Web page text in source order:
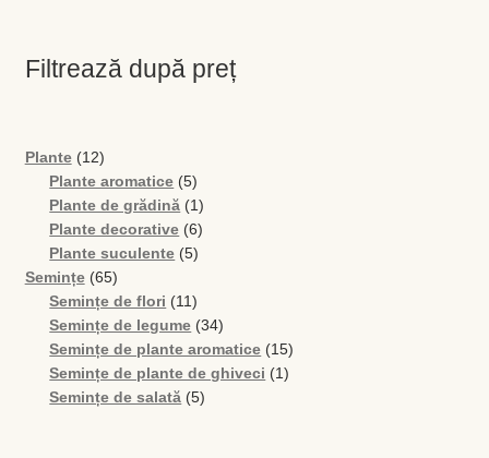
Filtrează după preț
Plante 1212
produse
Plante aromatice 55
produse
Plante de grădină 11
produs
Plante decorative 66
produse
Plante suculente 55
Semințe 6565
de
produse
Semințe de flori 1111
produse
Semințe de legume 3434
de
produse
Semințe de plante aromatice 1515
produse
Semințe de plante de ghiveci 11
Semințe de salată 55